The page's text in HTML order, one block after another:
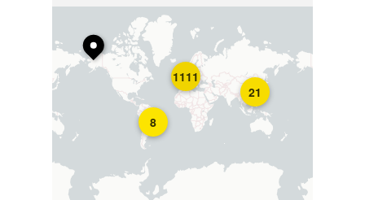
8
21
1111